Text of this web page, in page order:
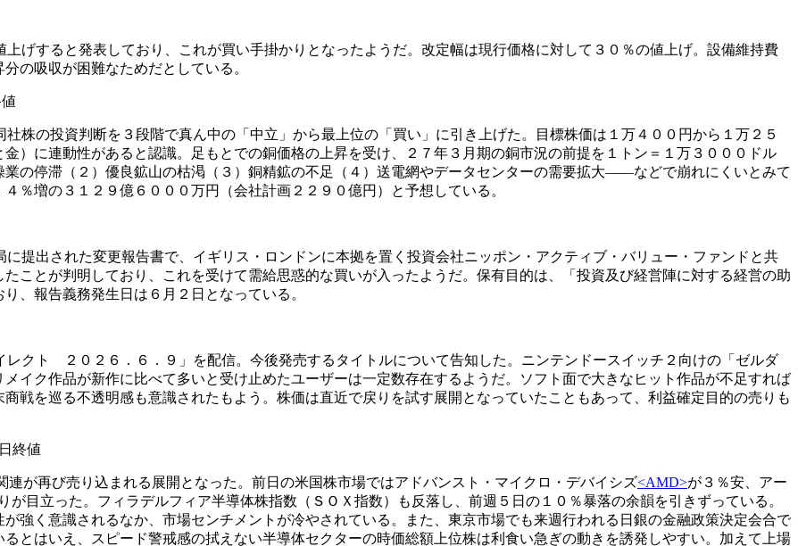
げすると発表しており、これが買い手掛かりとなったようだ。改定幅は現行価格に対して３０％の値上げ。設備維持費
の吸収が困難なためだとしている。
株の投資判断を３段階で真ん中の「中立」から最上位の「買い」に引き上げた。目標株価は１万４００円から１万２５
）に連動性があると認識。足もとでの銅価格の上昇を受け、２７年３月期の銅市況の前提を１トン＝１万３０００ドル
業の停滞（２）優良鉱山の枯渇（３）銅精鉱の不足（４）送電網やデータセンターの需要拡大――などで崩れにくいとみて
％増の３１２９億６０００万円（会社計画２２９０億円）と予想している。
提出された変更報告書で、イギリス・ロンドンに本拠を置く投資会社ニッポン・アクティブ・バリュー・ファンドと共
ことが判明しており、これを受けて需給思惑的な買いが入ったようだ。保有目的は、「投資及び経営陣に対する経営の助
、報告義務発生日は６月２日となっている。
レクト ２０２６．６．９」を配信。今後発売するタイトルについて告知した。ニンテンドースイッチ２向けの「ゼルダ
イク作品が新作に比べて多いと受け止めたユーザーは一定数存在するようだ。ソフト面で大きなヒット作品が不足すれば
戦を巡る不透明感も意識されたもよう。株価は直近で戻りを試す展開となっていたこともあって、利益確定目的の売りも
終値
連が再び売り込まれる展開となった。前日の米国株市場ではアドバンスト・マイクロ・デバイシズ<AMD>が３％安、アー
が目立った。フィラデルフィア半導体株指数（ＳＯＸ指数）も反落し、前週５日の１０％暴落の余韻を引きずっている。
強く意識されるなか、市場センチメントが冷やされている。また、東京市場でも来週行われる日銀の金融政策決定会合で
とはいえ、スピード警戒感の拭えない半導体セクターの時価総額上位株は利食い急ぎの動きを誘発しやすい。加えて上場